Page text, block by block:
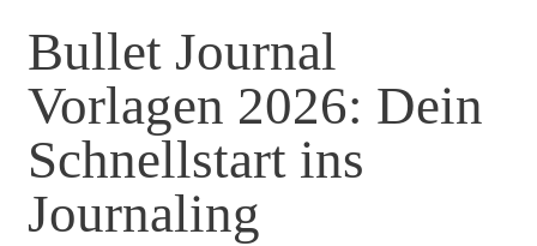
Bullet Journal
Vorlagen 2026: Dein
Schnellstart ins
Journaling